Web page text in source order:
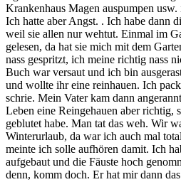
Krankenhaus Magen auspumpen
Ich hatte aber Angst. . Ich habe dann
weil sie allen nur wehtut. Einmal im
gelesen, da hat sie mich mit dem
nass gespritzt, ich meine richtig nass
Buch war versaut und ich bin
und wollte ihr eine reinhauen. Ich
schrie. Mein Vater kam dann
Leben eine Reingehauen aber richtig,
geblutet habe. Man tat das weh. Wir
Winterurlaub, da war ich auch mal
meinte ich solle aufhören damit. Ich
aufgebaut und die Fäuste hoch
denn, komm doch. Er hat mir dann